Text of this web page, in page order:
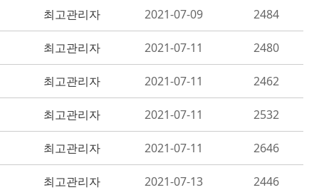
최고관리자 2021-07-09 2484
최고관리자 2021-07-11 2480
최고관리자 2021-07-11 2462
최고관리자 2021-07-11 2532
최고관리자 2021-07-11 2646
최고관리자 2021-07-13 2446